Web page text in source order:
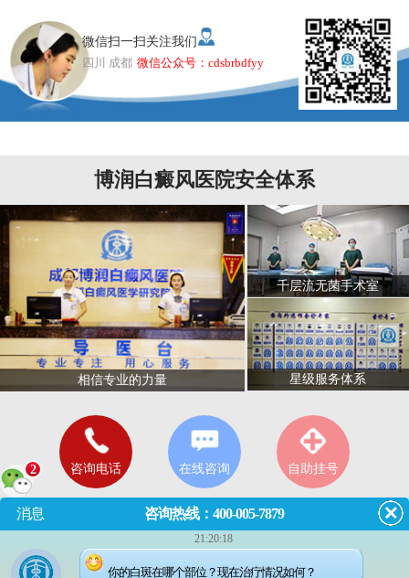
微信扫一扫关注我们
四川 成都 微信公众号：cdsbrbdfyy
博润白癜风医院安全体系
相信专业的力量
千层流无菌手术室
星级服务体系
咨询电话 在线咨询 自助挂号
门诊（节假日无休息）8:00—18:00
2
消息 咨询热线：400-005-7879
21:20:18
你的白斑在哪个部位？现在治疗情况如何？